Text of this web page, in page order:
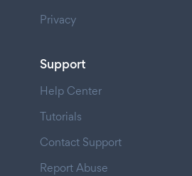
Privacy
Support
Help Center
Tutorials
Contact Support
Report Abuse